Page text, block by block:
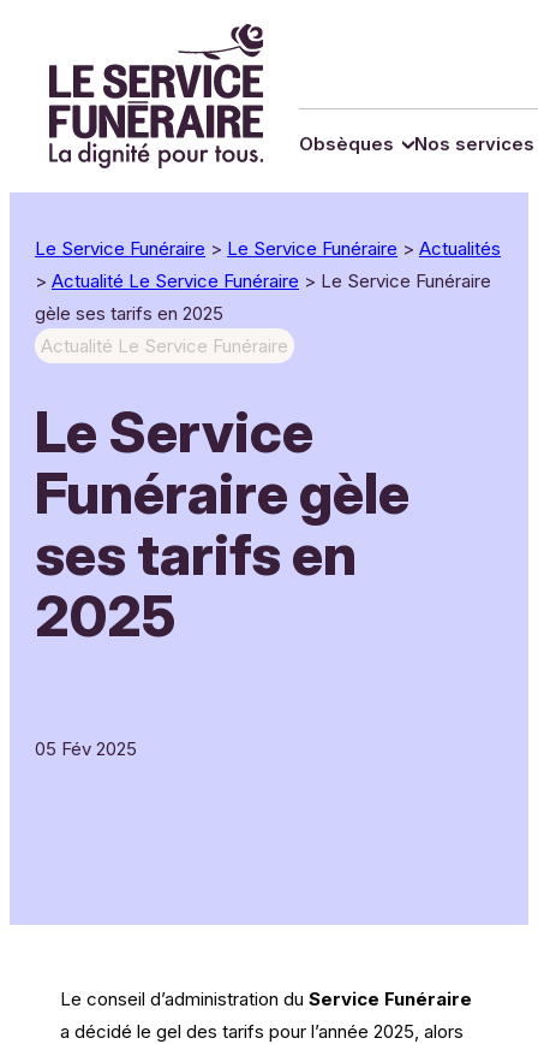
contenu
Obsèques Nos services
Le Service Funéraire > Le Service Funéraire > Actualités
> Actualité Le Service Funéraire > Le Service Funéraire
gèle ses tarifs en 2025
Actualité Le Service Funéraire
Le Service
Funéraire gèle
ses tarifs en
2025
05 Fév 2025
Le conseil d’administration du Service Funéraire
a décidé le gel des tarifs pour l’année 2025, alors